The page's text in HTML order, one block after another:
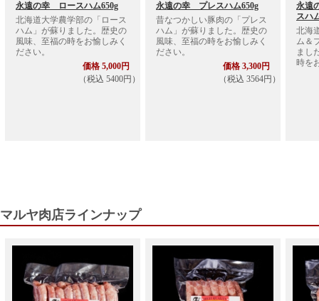
永遠の幸 ロースハム650g
北海道大学農学部の「ロース
ハム」が蘇りました。歴史の
風味、至福の時をお愉しみく
ださい。
価格 5,000円
（税込 5400円）
永遠の幸 プレスハム650g
昔なつかしい豚肉の「プレス
ハム」が蘇りました。歴史の
風味、至福の時をお愉しみく
ださい。
価格 3,300円
（税込 3564円）
永遠
スハ
北海
ム＆
まし
時を
マルヤ肉店ラインナップ